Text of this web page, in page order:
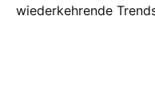
wiederkehrende